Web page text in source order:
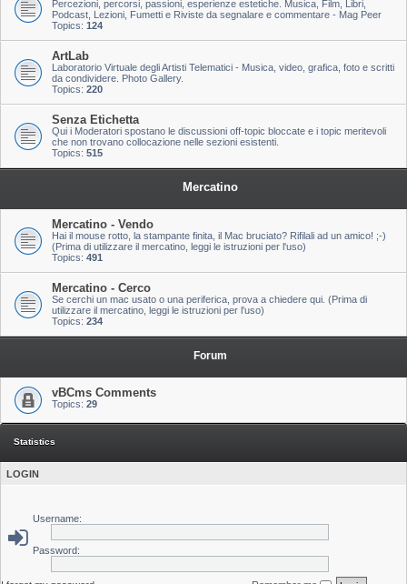
Percezioni, percorsi, passioni, esperienze estetiche. Musica, Film, Libri,
Podcast, Lezioni, Fumetti e Riviste da segnalare e commentare - Mag Peer
Topics: 124
ArtLab
Laboratorio Virtuale degli Artisti Telematici - Musica, video, grafica, foto e scritti
da condividere. Photo Gallery.
Topics: 220
Senza Etichetta
Qui i Moderatori spostano le discussioni off-topic bloccate e i topic meritevoli
che non trovano collocazione nelle sezioni esistenti.
Topics: 515
Mercatino
Mercatino - Vendo
Hai il mouse rotto, la stampante finita, il Mac bruciato? Rifilali ad un amico! ;-)
(Prima di utilizzare il mercatino, leggi le istruzioni per l'uso)
Topics: 491
Mercatino - Cerco
Se cerchi un mac usato o una periferica, prova a chiedere qui. (Prima di
utilizzare il mercatino, leggi le istruzioni per l'uso)
Topics: 234
Forum
vBCms Comments
Topics: 29
Statistics
LOGIN
Username:
Password: